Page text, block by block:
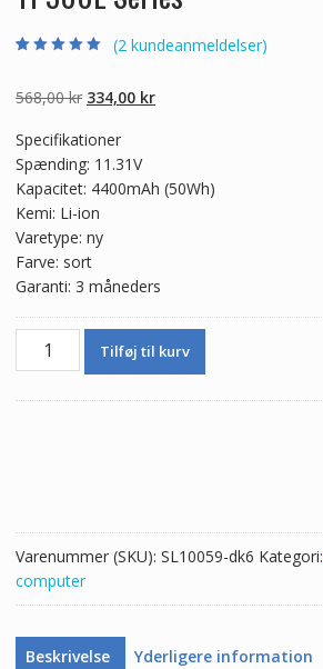
baseret på
kundebedømmel
(2 kundeanmeldelser)
568,00kr Den
pris
var:
568,00 kr.
334,00 krDen
334,00 kr.
Specifikationer
Spænding: 11.31V
Kapacitet: 4400mAh (50Wh)
Kemi: Li-ion
Varetype: ny
Farve: sort
Garanti: 3 måneders
Ægte
antal
Tilføj til kurv
Varenummer (SKU): SL10059-dk6 Kategori:
computer
Beskrivelse Yderligere information